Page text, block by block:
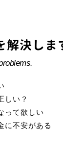
解決しま
しい？
って欲しい
に不安がある